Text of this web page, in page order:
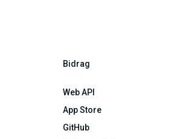
Bidrag
Web API
App Store
GitHub